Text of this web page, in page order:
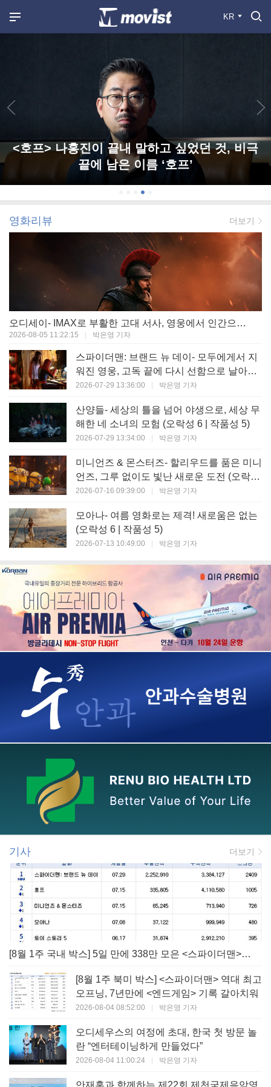
KR
<호프> 나홍진이 끝내 말하고 싶었던 것, 비극
끝에 남은 이름 ‘호프’
영화리뷰 더보기
오디세이- IMAX로 부활한 고대 서사, 영웅에서 인간으로의 귀환 (오락성 9 | 작품성 9)
2026-08-05 11:22:15 박은영 기자
스파이더맨: 브랜드 뉴 데이- 모두에게서 지
워진 영웅, 고독 끝에 다시 선함으로 날아오
르다 (오락성 8 | 작품성 8)
2026-07-29 13:36:00 박은영 기자
산양들- 세상의 틀을 넘어 야생으로, 세상 무
해한 네 소녀의 모험 (오락성 6 | 작품성 5)
2026-07-29 13:34:00 박은영 기자
미니언즈 & 몬스터즈- 할리우드를 품은 미니
언즈, 그루 없이도 빛난 새로운 도전 (오락성
7 | 작품성 6)
2026-07-16 09:39:00 박은영 기자
모아나- 여름 영화로는 제격! 새로움은 없는
(오락성 6 | 작품성 5)
2026-07-13 10:49:00 박은영 기자
기사 더보기
[8월 1주 국내 박스] 5일 만에 338만 모은 <스파이더맨> 극장가 235% 대반등, <호프>는 400만 돌파
[8월 1주 북미 박스] <스파이더맨> 역대 최고
오프닝, 7년만에 <엔드게임> 기록 갈아치워
2026-08-04 08:52:00 | 박은영 기자
오디세우스의 여정에 초대, 한국 첫 방문 놀
란 “엔터테이닝하게 만들었다”
2026-08-04 11:00:24 | 박은영 기자
안재홍과 함께하는 제22회 제천국제음악영